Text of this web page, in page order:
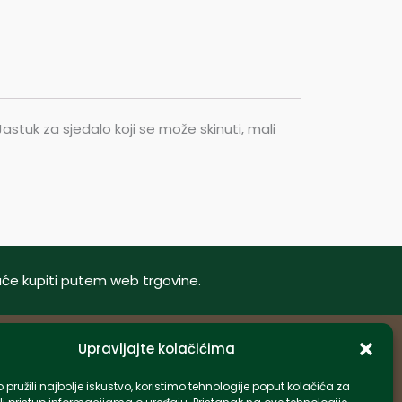
Upravljajte kolačićima
pružili najbolje iskustvo, koristimo tehnologije poput kolačića za
za sjedalo koji se može skinuti, mali
kupiti putem web trgovine.
Informacije